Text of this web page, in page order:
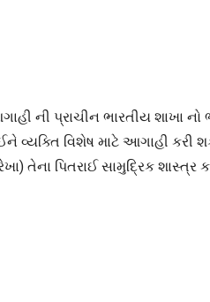
ની પ્રાચીન ભારતીય શાખા નો
વ્યક્તિ વિશેષ માટે આગાહી કરી
પિતરાઈ સામુદ્રિક શાસ્ત્ર